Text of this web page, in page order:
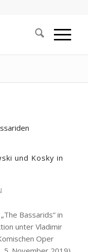
und Kosky in
Bassarids“ in
unter Vladimir
Oper